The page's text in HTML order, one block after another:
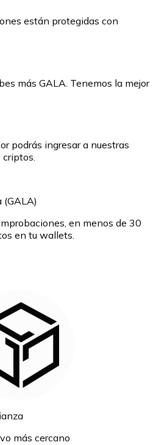
están protegidas con
más GALA. Tenemos la mejor
podrás ingresar a nuestras
criptos.
(GALA)
en menos de 30
en tu wallets.
más cercano